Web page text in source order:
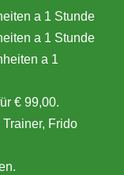
a 1 Stunde
a 1 Stunde
a 1
€ 99,00.
Frido